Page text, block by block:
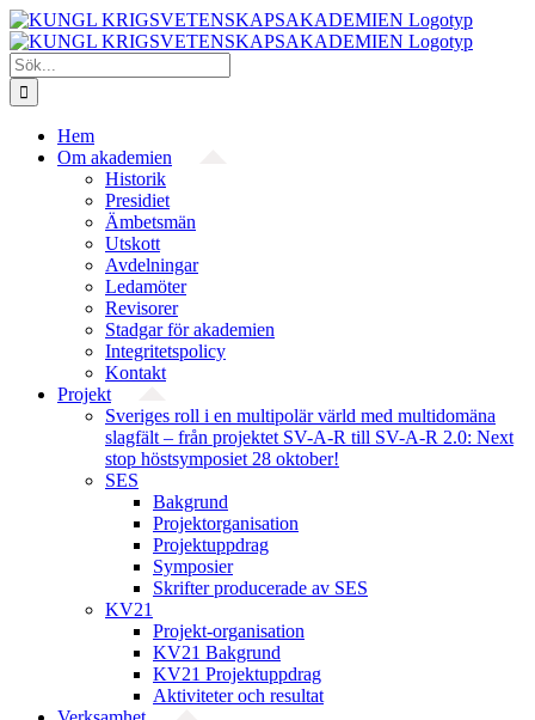
Fortsätt
till
innehållet
Sök
efter:
Hem
Om akademien
Historik
Presidiet
Ämbetsmän
Utskott
Avdelningar
Ledamöter
Revisorer
Stadgar för akademien
Integritetspolicy
Kontakt
Projekt
Sveriges roll i en multipolär värld med multidomäna
slagfält – från projektet SV-A-R till SV-A-R 2.0: Next
stop höstsymposiet 28 oktober!
SES
Bakgrund
Projekt­organisation
Projektuppdrag
Symposier
Skrifter producerade av SES
KV21
Projekt-organisation
KV21 Bakgrund
KV21 Projektuppdrag
Aktiviteter och resultat